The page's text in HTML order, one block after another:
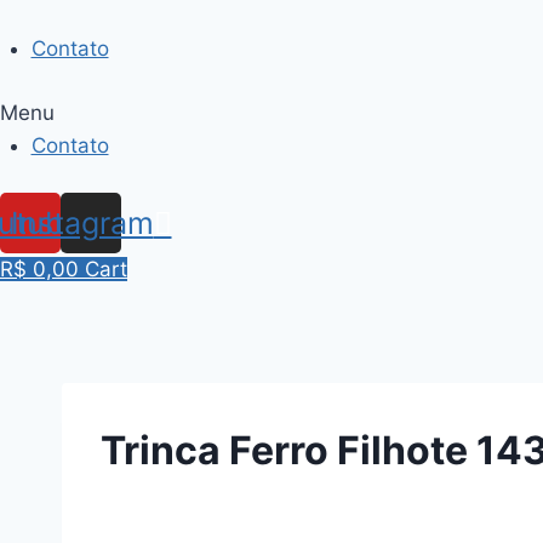
to
Contato
Menu
Contato
Instagram
R$ 0,00 Cart
Trinca Ferro Filhote